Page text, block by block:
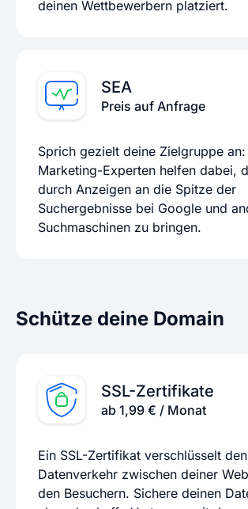
deinen Wettbewerbern platziert.
SEA
Preis auf Anfrage
Sprich gezielt deine Zielgruppe
Marketing-Experten helfen dabei,
durch Anzeigen an die Spitze der
Suchergebnisse bei Google und
Suchmaschinen zu bringen.
Schütze deine Domain
SSL-Zertifikate
ab 1,99 € / Monat
Ein SSL-Zertifikat verschlüsselt den
Datenverkehr zwischen deiner
den Besuchern. Sichere deinen